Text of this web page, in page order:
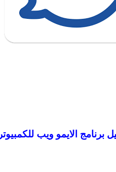
برنامج الايمو ويب للكمبيوتر